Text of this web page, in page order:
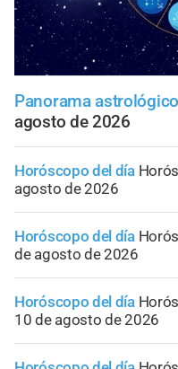
Panorama astrológico
agosto de 2026
Horóscopo del día
agosto de 2026
Horóscopo del día
de agosto de 2026
Horóscopo del día
10 de agosto de 2026